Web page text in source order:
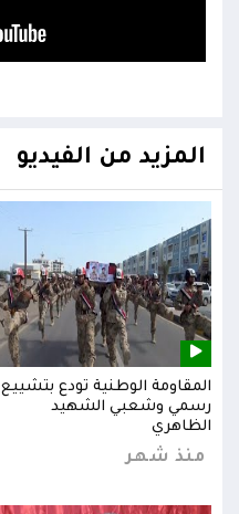
المزيد من الفيديو
المقاومة الوطنية تودع بتشييع
رسمي وشعبي الشهيد
الظاهري
منذ شهر